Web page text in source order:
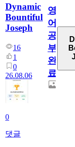
Dynamic
Bountiful
Joseph
16
1
0
26.08.06
0
댓글
영
어
공
부
완
료